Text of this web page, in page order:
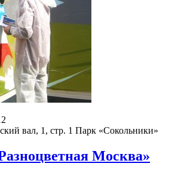
вал, 1, стр. 1 Парк «Сокольники»
Москва»